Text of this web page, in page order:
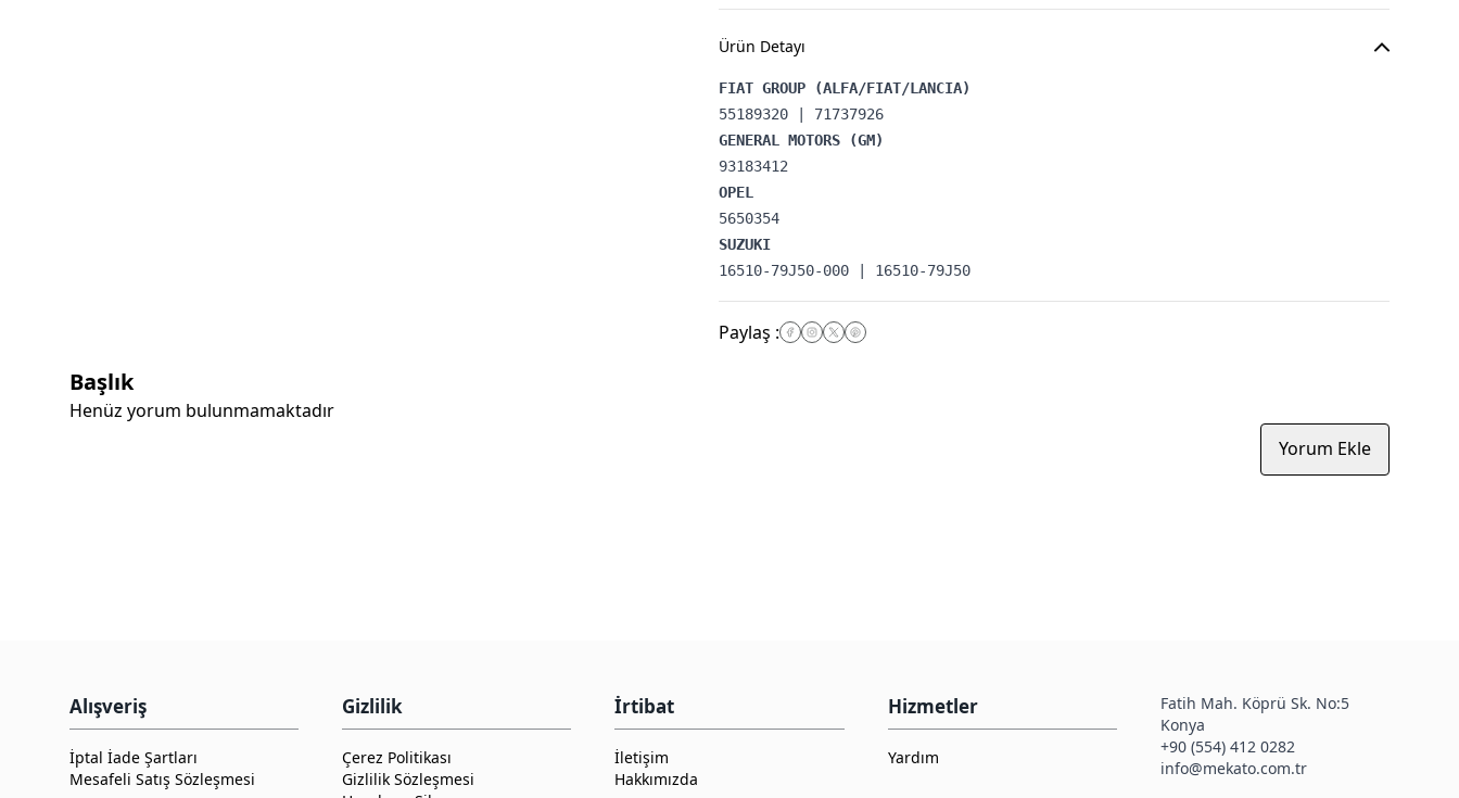
Ürün Detayı
16510-79J50-000 | 16510-79J50
Paylaş :
Başlık
Henüz yorum bulunmamaktadır
Yorum Ekle
Alışveriş
İptal İade Şartları
Mesafeli Satış Sözleşmesi
Gizlilik
Çerez Politikası
Gizlilik Sözleşmesi
İrtibat
İletişim
Hakkımızda
Hizmetler
Yardım
Fatih Mah. Köprü Sk. No:5
Konya
+90 (554) 412 0282
info@mekato.com.tr